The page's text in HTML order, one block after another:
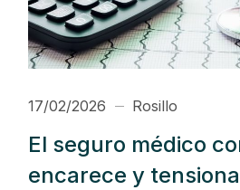
17/02/2026 Rosillo
El seguro médico
encarece y